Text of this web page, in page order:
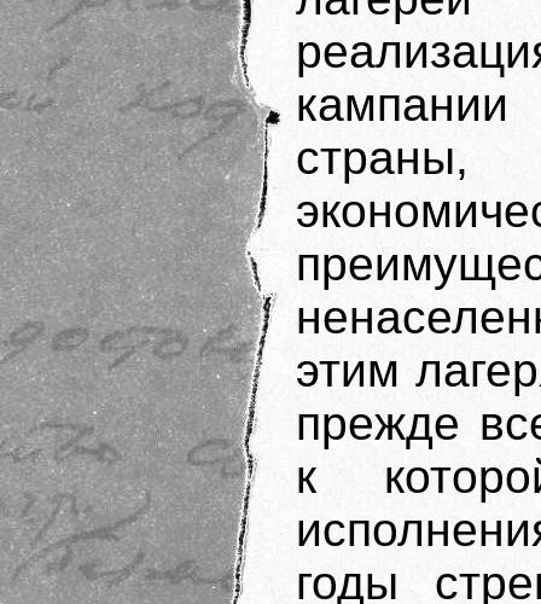
страны,
этим
прежде
к
годы